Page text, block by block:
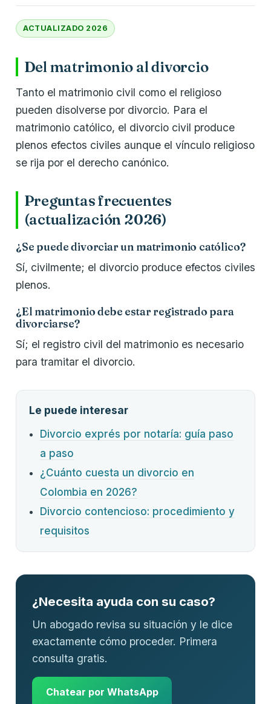
ACTUALIZADO 2026
Del matrimonio al divorcio
Tanto el matrimonio civil como el religioso
pueden disolverse por divorcio. Para el
matrimonio católico, el divorcio civil produce
plenos efectos civiles aunque el vínculo religioso
se rija por el derecho canónico.
Preguntas frecuentes
(actualización 2026)
¿Se puede divorciar un matrimonio católico?
Sí, civilmente; el divorcio produce efectos civiles
plenos.
¿El matrimonio debe estar registrado para
divorciarse?
Sí; el registro civil del matrimonio es necesario
para tramitar el divorcio.
Le puede interesar
Divorcio exprés por notaría: guía paso
a paso
¿Cuánto cuesta un divorcio en
Colombia en 2026?
Divorcio contencioso: procedimiento y
requisitos
¿Necesita ayuda con su caso?
Un abogado revisa su situación y le dice
exactamente cómo proceder. Primera
consulta gratis.
Chatear por WhatsApp